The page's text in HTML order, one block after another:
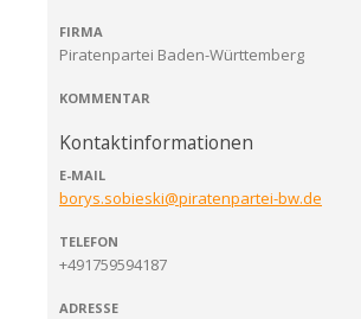
FIRMA
Piratenpartei Baden-Württemberg
KOMMENTAR
Kontaktinformationen
E-MAIL
borys.sobieski@piratenpartei-bw.de
TELEFON
+491759594187
ADRESSE